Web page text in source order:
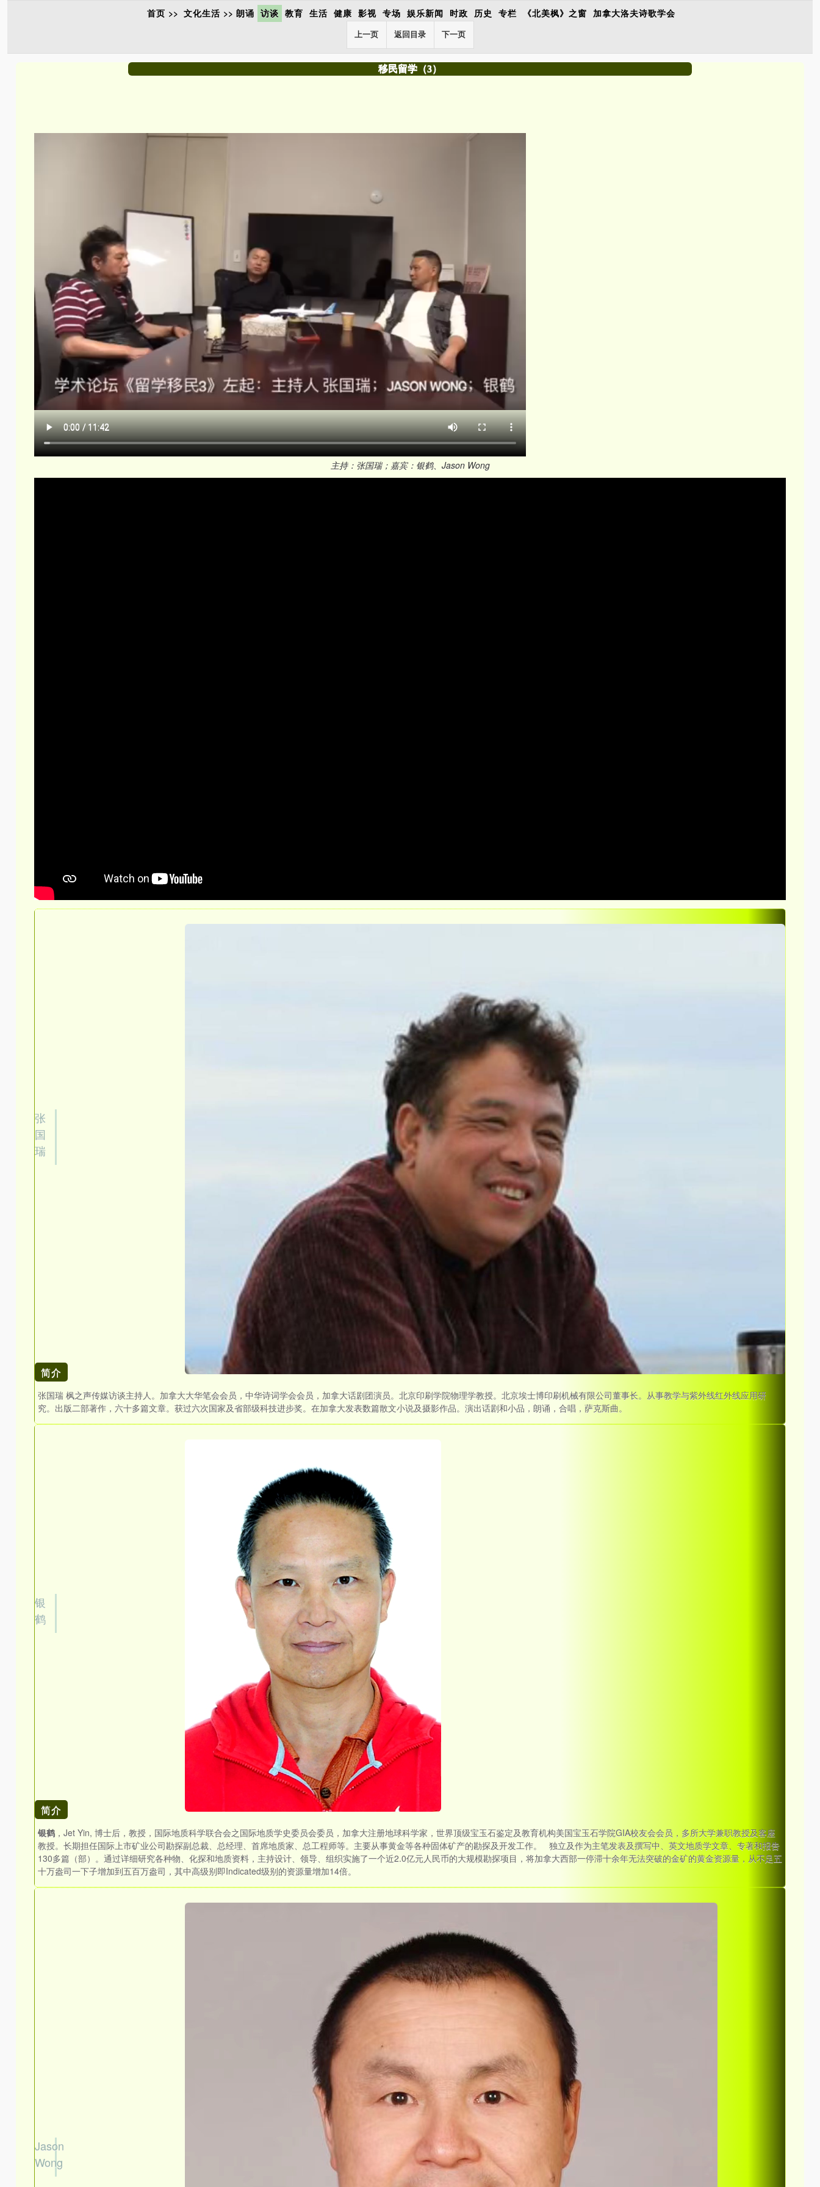
首页 >> 文化生活 >> 朗诵 访谈 教育 生活 健康 影视 专场 娱乐新闻 时政 历史 专栏 《北美枫》之窗 加拿大洛夫诗歌学会
上一页 返回目录 下一页
移民留学（3）
主持：张国瑞；嘉宾：银鹤、Jason Wong
张
国
瑞
简介
张国瑞 枫之声传媒访谈主持人。加拿大大华笔会会员，中华诗词学会会员，加拿大话剧团演员。北京印刷学院物理学教授。北京埃士博印刷机械有限公司董事长。从事教学与紫外线红外线应用研
究。出版二部著作，六十多篇文章。获过六次国家及省部级科技进步奖。在加拿大发表数篇散文小说及摄影作品。演出话剧和小品，朗诵，合唱，萨克斯曲。
银
鹤
简介
银鹤 ，Jet Yin, 博士后，教授，国际地质科学联合会之国际地质学史委员会委员，加拿大注册地球科学家，世界顶级宝玉石鉴定及教育机构美国宝玉石学院GIA校友会会员，多所大学兼职教授及客座
教授。长期担任国际上市矿业公司勘探副总裁、总经理、首席地质家、总工程师等。主要从事黄金等各种固体矿产的勘探及开发工作。 独立及作为主笔发表及撰写中、英文地质学文章、专著和报告
130多篇（部）。通过详细研究各种物、化探和地质资料，主持设计、领导、组织实施了一个近2.0亿元人民币的大规模勘探项目，将加拿大西部一停滞十余年无法突破的金矿的黄金资源量，从不足五
十万盎司一下子增加到五百万盎司，其中高级别即Indicated级别的资源量增加14倍。
Jason
Wong